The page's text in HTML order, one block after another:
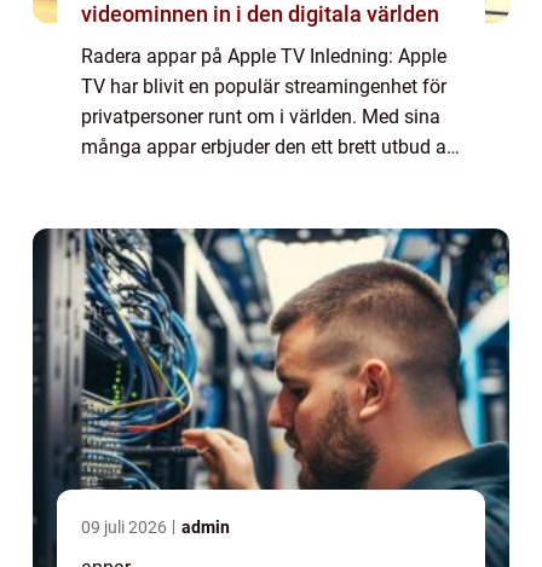
videominnen in i den digitala världen
Radera appar på Apple TV Inledning: Apple
TV har blivit en populär streamingenhet för
privatpersoner runt om i världen. Med sina
många appar erbjuder den ett brett utbud av
09 juli 2026 admin